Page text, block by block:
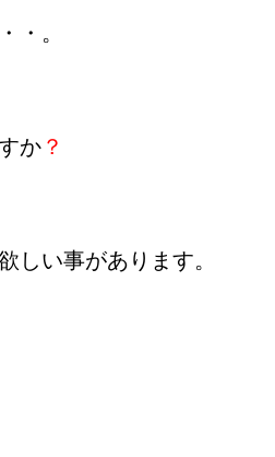
・。
か ？
しい事があります。